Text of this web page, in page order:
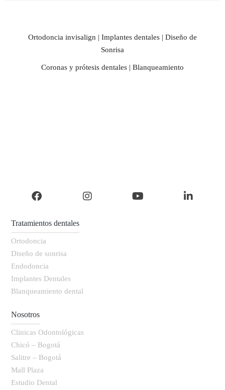
Ortodoncia invisalign | Implantes dentales | Diseño de
Sonrisa
Coronas y prótesis dentales | Blanqueamiento
Tratamientos dentales
Ortodoncia
Diseño de sonrisa
Endodoncia
Implantes Dentales
Blanqueamiento dental
Nosotros
Clinicas Odontológicas
Chicó – Bogotá
Salitre – Bogotá
Mall Plaza
Estudio Dental